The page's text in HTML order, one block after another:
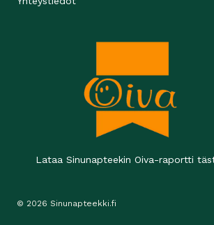
Lataa Sinunapteekin Oiva-raportti
© 2026 Sinunapteekki.fi